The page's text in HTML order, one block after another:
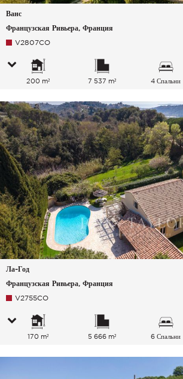
Ванс
Французская Ривьера, Франция
V2807CO
200 m² 7 537 m² 4 Спальни
Ла-Год
Французская Ривьера, Франция
V2755CO
170 m² 5 666 m² 6 Спальни